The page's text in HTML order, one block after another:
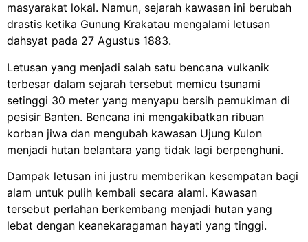
masyarakat lokal. Namun, sejarah kawasan ini berubah
drastis ketika Gunung Krakatau mengalami letusan
dahsyat pada 27 Agustus 1883.
Letusan yang menjadi salah satu bencana vulkanik
terbesar dalam sejarah tersebut memicu tsunami
setinggi 30 meter yang menyapu bersih pemukiman di
pesisir Banten. Bencana ini mengakibatkan ribuan
korban jiwa dan mengubah kawasan Ujung Kulon
menjadi hutan belantara yang tidak lagi berpenghuni.
Dampak letusan ini justru memberikan kesempatan bagi
alam untuk pulih kembali secara alami. Kawasan
tersebut perlahan berkembang menjadi hutan yang
lebat dengan keanekaragaman hayati yang tinggi.